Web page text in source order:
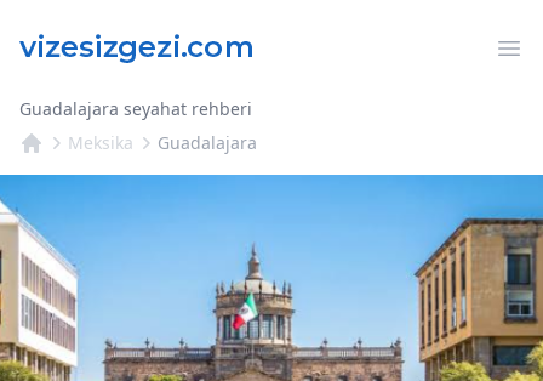
Guadalajara seyahat rehberi
Meksika
Guadalajara